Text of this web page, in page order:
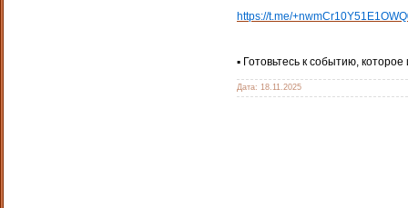
https://t.me/
▪️ Готовьтесь к событию,
Дата: 18.11.2025